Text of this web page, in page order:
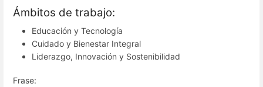
Ámbitos de trabajo:
Educación y Tecnología
Cuidado y Bienestar Integral
Liderazgo, Innovación y Sostenibilidad
Frase: